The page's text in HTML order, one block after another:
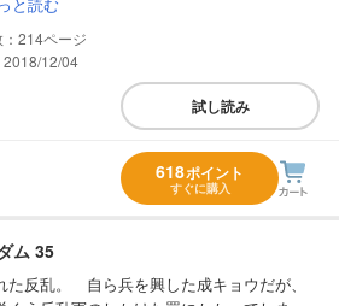
と読む
214
2018/12/04
試し読み
618ポイント
すぐに購入
ム 35
た反乱。 自ら兵を興した成キョウだが、